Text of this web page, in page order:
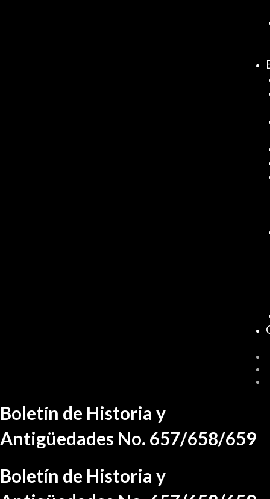
Ir
al
contenido
Boletín de Historia y
Antigüedades No. 657/658/659
Boletín de Historia y